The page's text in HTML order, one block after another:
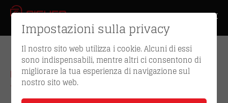
CHE ASPETTO HA LA
VOSTRA CHIAVE?
Impostazioni sulla privacy
Il nostro sito web utilizza i cookie. Alcuni di essi
sono indispensabili, mentre altri ci consentono di
migliorare la tua esperienza di navigazione sul
nostro sito web.